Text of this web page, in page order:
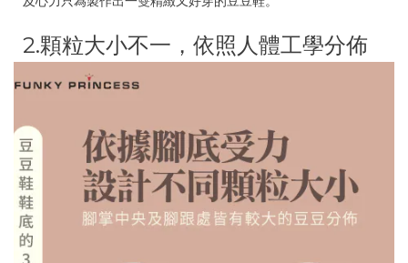
2.顆粒大小不一，依照人體工學分佈